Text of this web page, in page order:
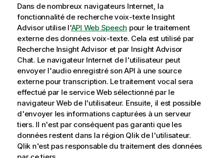
Dans de nombreux navigateurs Internet, la
fonctionnalité de recherche voix-texte Insight
Advisorutilise l'API Web Speech pour le traitement
externe des données voix-texte. Cela est utilisé par
Recherche Insight Advisoret par Insight Advisor
Chat. Le navigateur Internet de l'utilisateur peut
envoyer l'audio enregistré son API à une source
externe pour transcription. Le traitement vocal sera
effectué par le service Web sélectionné par le
navigateur Web de l'utilisateur. Ensuite, il est possible
d'envoyer les informations capturées à un serveur
tiers. Il n'est par conséquent pas garanti que les
données restent dans la région Qlikde l'utilisateur.
Qlik n'est pas responsable du traitement des données